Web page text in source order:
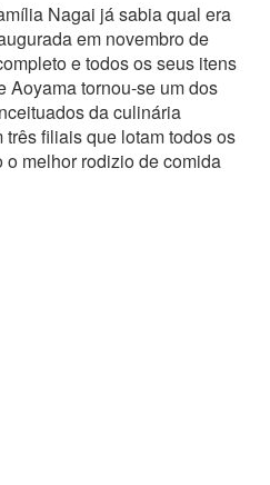
Nagai já sabia qual era
em novembro de
e todos os seus itens
Aoyama tornou-se um dos
da culinária
filiais que lotam todos os
melhor rodizio de comida